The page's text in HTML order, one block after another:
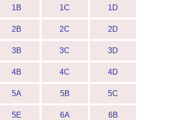
1B 1C 1D
2B 2C 2D
3B 3C 3D
4B 4C 4D
5A 5B 5C
5E 6A 6B